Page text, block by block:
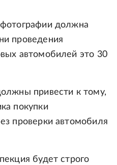
должна
проведения
автомобилей это 30
привести к тому,
покупки
проверки автомобиля
будет строго